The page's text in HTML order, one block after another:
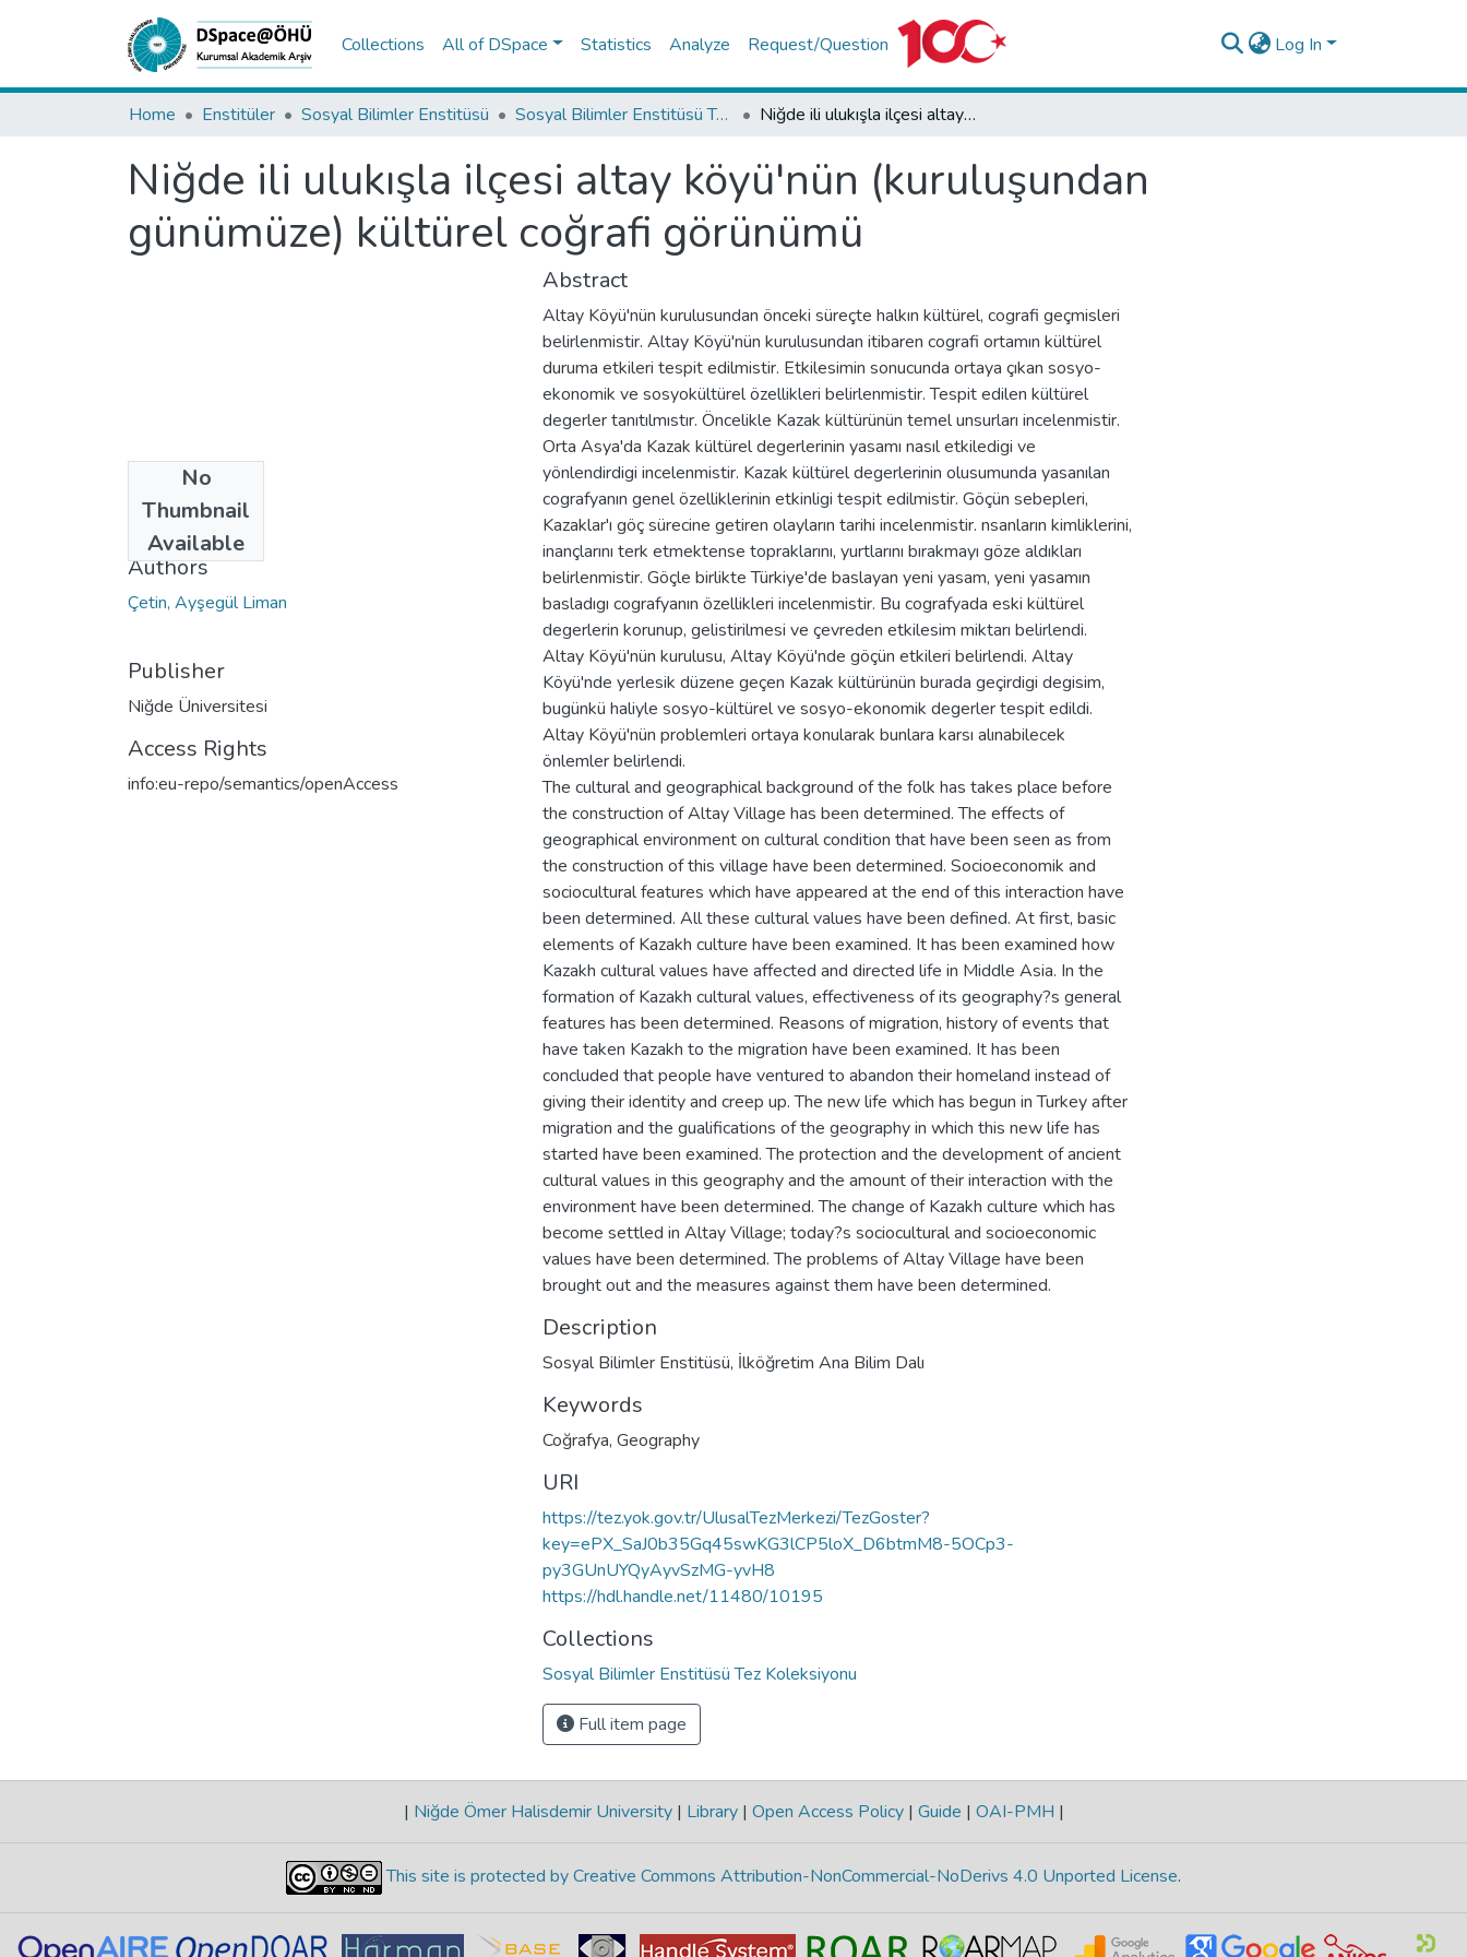
Collections All of DSpace Statistics Analyze Request/Question Log In
Home Enstitüler Sosyal Bilimler Enstitüsü Sosyal Bilimler Enstitüsü Tez Koleksiyonu Niğde ili ulukışla ilçesi altay köyü'nün (kuruluşundan günümüze) kültürel coğrafi görünümü
Niğde ili ulukışla ilçesi altay köyü'nün (kuruluşundan
günümüze) kültürel coğrafi görünümü
No
Thumbnail
Available
2006
Authors
Çetin, Ayşegül Liman
Publisher
Niğde Üniversitesi
Access Rights
info:eu-repo/semantics/openAccess
Abstract
Altay Köyü'nün kurulusundan önceki süreçte halkın kültürel, cografi geçmisleri
belirlenmistir. Altay Köyü'nün kurulusundan itibaren cografi ortamın kültürel
duruma etkileri tespit edilmistir. Etkilesimin sonucunda ortaya çıkan sosyo-
ekonomik ve sosyokültürel özellikleri belirlenmistir. Tespit edilen kültürel
degerler tanıtılmıstır. Öncelikle Kazak kültürünün temel unsurları incelenmistir.
Orta Asya'da Kazak kültürel degerlerinin yasamı nasıl etkiledigi ve
yönlendirdigi incelenmistir. Kazak kültürel degerlerinin olusumunda yasanılan
cografyanın genel özelliklerinin etkinligi tespit edilmistir. Göçün sebepleri,
Kazaklar'ı göç sürecine getiren olayların tarihi incelenmistir. nsanların kimliklerini,
inançlarını terk etmektense topraklarını, yurtlarını bırakmayı göze aldıkları
belirlenmistir. Göçle birlikte Türkiye'de baslayan yeni yasam, yeni yasamın
basladıgı cografyanın özellikleri incelenmistir. Bu cografyada eski kültürel
degerlerin korunup, gelistirilmesi ve çevreden etkilesim miktarı belirlendi.
Altay Köyü'nün kurulusu, Altay Köyü'nde göçün etkileri belirlendi. Altay
Köyü'nde yerlesik düzene geçen Kazak kültürünün burada geçirdigi degisim,
bugünkü haliyle sosyo-kültürel ve sosyo-ekonomik degerler tespit edildi.
Altay Köyü'nün problemleri ortaya konularak bunlara karsı alınabilecek
önlemler belirlendi.
The cultural and geographical background of the folk has takes place before
the construction of Altay Village has been determined. The effects of
geographical environment on cultural condition that have been seen as from
the construction of this village have been determined. Socioeconomik and
sociocultural features which have appeared at the end of this interaction have
been determined. All these cultural values have been defined. At first, basic
elements of Kazakh culture have been examined. It has been examined how
Kazakh cultural values have affected and directed life in Middle Asia. In the
formation of Kazakh cultural values, effectiveness of its geography?s general
features has been determined. Reasons of migration, history of events that
have taken Kazakh to the migration have been examined. It has been
concluded that people have ventured to abandon their homeland instead of
giving their identity and creep up. The new life which has begun in Turkey after
migration and the gualifications of the geography in which this new life has
started have been examined. The protection and the development of ancient
cultural values in this geography and the amount of their interaction with the
environment have been determined. The change of Kazakh culture which has
become settled in Altay Village; today?s sociocultural and socioeconomic
values have been determined. The problems of Altay Village have been
brought out and the measures against them have been determined.
Description
Sosyal Bilimler Enstitüsü, İlköğretim Ana Bilim Dalı
Keywords
Coğrafya, Geography
URI
https://tez.yok.gov.tr/UlusalTezMerkezi/TezGoster?
key=ePX_SaJ0b35Gq45swKG3lCP5loX_D6btmM8-5OCp3-
py3GUnUYQyAyvSzMG-yvH8
https://hdl.handle.net/11480/10195
Collections
Sosyal Bilimler Enstitüsü Tez Koleksiyonu
Full item page
| Niğde Ömer Halisdemir University | Library | Open Access Policy | Guide | OAI-PMH |
This site is protected by Creative Commons Attribution-NonCommercial-NoDerivs 4.0 Unported License.